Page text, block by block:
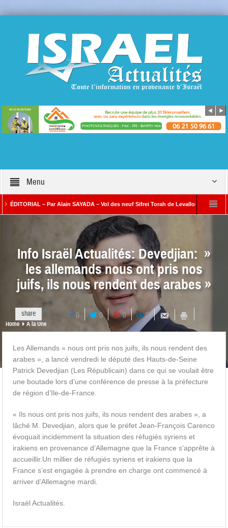
Menu
– Par Alain SAYADA – Vol des neuf Sifrei Torah de Levallois : jusqu’à quand
Benjamin Netanyahou à l’Iran : « Si vous nous attaquez,
Info Israël Actualités: Devedjian: »
les allemands nous ont pris nos
juifs, ils nous rendent des arabes »
share 0 0 0 0
Home A la Une
Les Allemands « nous ont pris nos juifs, ils nous rendent des
arabes », a lancé vendredi le député des Hauts-de-Seine
Patrick Devedjian (Les Républicain) dans ce qui se voulait être
une boutade lors d’une conférence de presse à la préfecture
de région d’Ile-de-France.
« Ils nous ont pris nos juifs, ils nous rendent des arabes », a
lâché M. Devedjian, alors que le préfet Jean-François Carenco
évoquait incidemment la situation des réfugiés syriens et
irakiens en provenance d’Allemagne que la France s’apprête à
accueillir.Un millier de réfugiés syriens et irakiens que la
France s’est engagée à prendre en charge ont commencé à
arriver d’Allemagne mardi.
Israël Actualités.